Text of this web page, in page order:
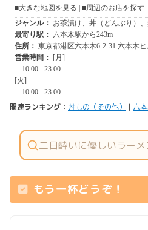
関連ランキング： 丼もの（その他） | 六
もう一杯どうぞ！